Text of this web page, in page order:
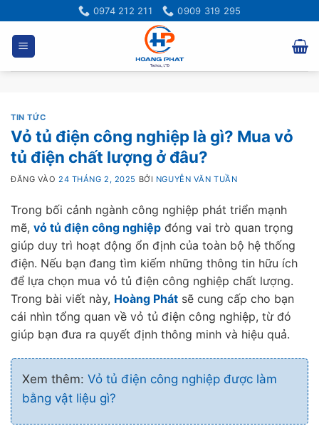
qua
dung
0974 212 211 0909 319 295
TIN TỨC
Vỏ tủ điện công nghiệp là gì? Mua vỏ
tủ điện chất lượng ở đâu?
ĐĂNG VÀO 24 THÁNG 2, 2025 BỞI NGUYỄN VĂN TUẦN
Trong bối cảnh ngành công nghiệp phát triển mạnh
mẽ, vỏ tủ điện công nghiệp đóng vai trò quan trọng
giúp duy trì hoạt động ổn định của toàn bộ hệ thống
điện. Nếu bạn đang tìm kiếm những thông tin hữu ích
để lựa chọn mua vỏ tủ điện công nghiệp chất lượng.
Trong bài viết này, Hoàng Phát sẽ cung cấp cho bạn
cái nhìn tổng quan về vỏ tủ điện công nghiệp, từ đó
giúp bạn đưa ra quyết định thông minh và hiệu quả.
Xem thêm: Vỏ tủ điện công nghiệp được làm
bằng vật liệu gì?